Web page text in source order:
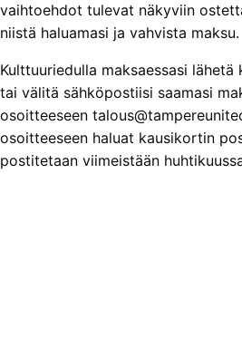
vaihtoehdot tulevat näkyviin
niistä haluamasi ja vahvista maksu.
Kulttuuriedulla maksaessasi lähetä
tai välitä sähköpostiisi saamasi
osoitteeseen
osoitteeseen haluat kausikortin
postitetaan viimeistään